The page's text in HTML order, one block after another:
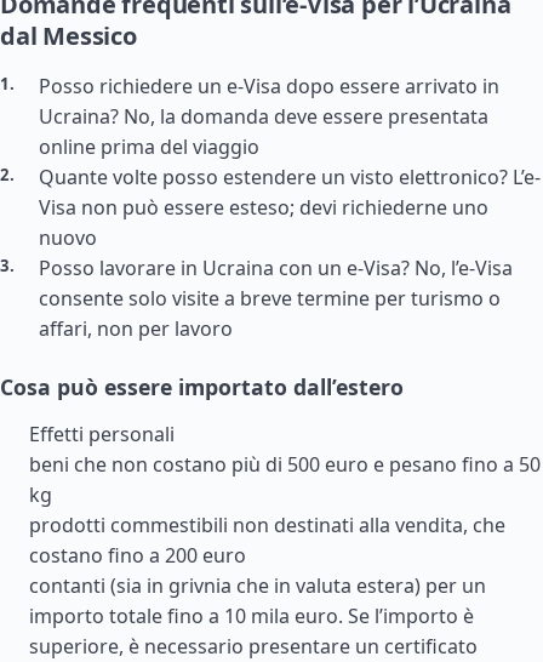
dal Messico
Posso richiedere un e-Visa dopo essere arrivato in
Ucraina? No, la domanda deve essere presentata
online prima del viaggio
Quante volte posso estendere un visto elettronico? L’e-
Visa non può essere esteso; devi richiederne uno
nuovo
Posso lavorare in Ucraina con un e-Visa? No, l’e-Visa
consente solo visite a breve termine per turismo o
affari, non per lavoro
Cosa può essere importato dall’estero
Effetti personali
beni che non costano più di 500 euro e pesano fino a 50
kg
prodotti commestibili non destinati alla vendita, che
costano fino a 200 euro
contanti (sia in grivnia che in valuta estera) per un
importo totale fino a 10 mila euro. Se l’importo è
superiore, è necessario presentare un certificato